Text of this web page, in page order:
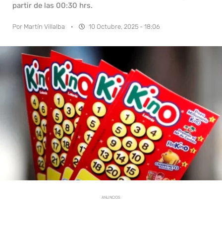
partir de las 00:30 hrs.
Por Martín Villalba · 10 Octubre, 2025 - 18:06
ANUNCIOS